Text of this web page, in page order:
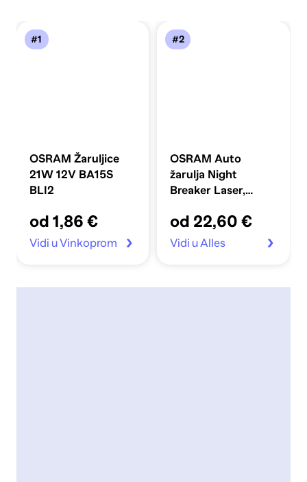
#1
OSRAM Žaruljice
21W 12V BA15S
BLI2
od 1,86 €
Vidi u Vinkoprom
#2
OSRAM Auto
žarulja Night
Breaker Laser,
od 22,60 €
Vidi u Alles